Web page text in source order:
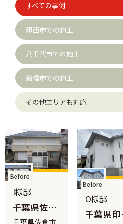
すべての事例
印西市での施工
八千代市での施工
船橋市での施工
その他エリアも対応
Before
I様邸
千葉県佐倉
市 I様邸
千葉県佐倉市
Before
O様邸
千葉県印西